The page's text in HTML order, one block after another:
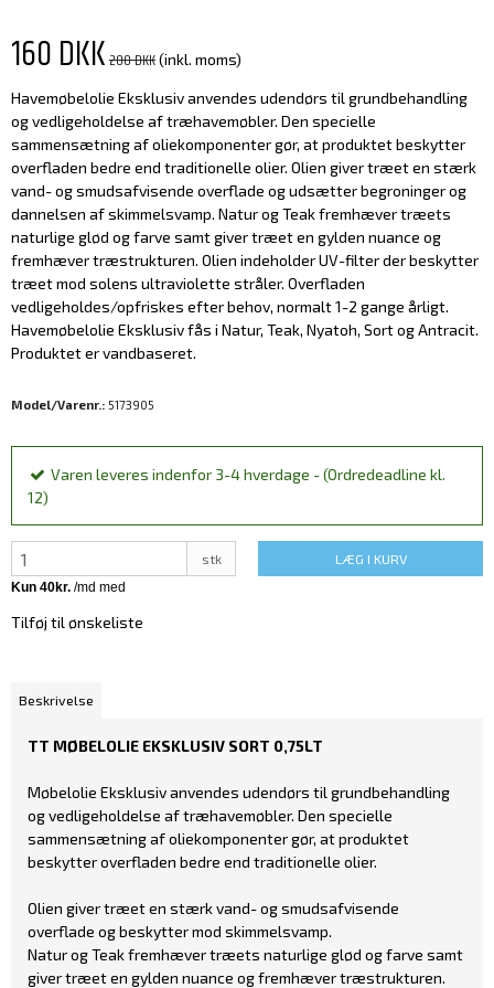
160 DKK200 DKK(inkl. moms)
Havemøbelolie Eksklusiv anvendes udendørs til grundbehandling
og vedligeholdelse af træhavemøbler. Den specielle
sammensætning af oliekomponenter gør, at produktet beskytter
overfladen bedre end traditionelle olier. Olien giver træet en stærk
vand- og smudsafvisende overflade og udsætter begroninger og
dannelsen af skimmelsvamp. Natur og Teak fremhæver træets
naturlige glød og farve samt giver træet en gylden nuance og
fremhæver træstrukturen. Olien indeholder UV-filter der beskytter
træet mod solens ultraviolette stråler. Overfladen
vedligeholdes/opfriskes efter behov, normalt 1-2 gange årligt.
Havemøbelolie Eksklusiv fås i Natur, Teak, Nyatoh, Sort og Antracit.
Produktet er vandbaseret.
Model/Varenr.: 5173905
Varen leveres indenfor 3-4 hverdage - (Ordredeadline kl.
12)
stk LÆG I KURV
Tilføj til ønskeliste
Beskrivelse
TT MØBELOLIE EKSKLUSIV SORT 0,75LT
Møbelolie Eksklusiv anvendes udendørs til grundbehandling
og vedligeholdelse af træhavemøbler. Den specielle
sammensætning af oliekomponenter gør, at produktet
beskytter overfladen bedre end traditionelle olier.
Olien giver træet en stærk vand- og smudsafvisende
overflade og beskytter mod skimmelsvamp.
Natur og Teak fremhæver træets naturlige glød og farve samt
giver træet en gylden nuance og fremhæver træstrukturen.